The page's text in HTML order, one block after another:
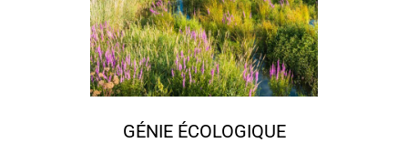
GÉNIE ÉCOLOGIQUE